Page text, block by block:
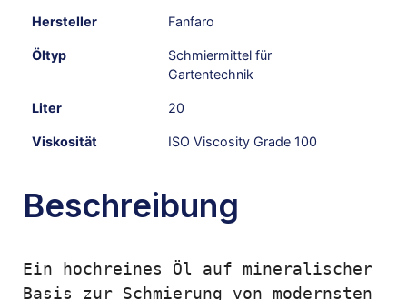
Hersteller Fanfaro
Öltyp
Schmiermittel für
Gartentechnik
Liter 20
Viskosität ISO Viscosity Grade 100
Beschreibung
Ein hochreines Öl auf mineralischer
Basis zur Schmierung von modernsten